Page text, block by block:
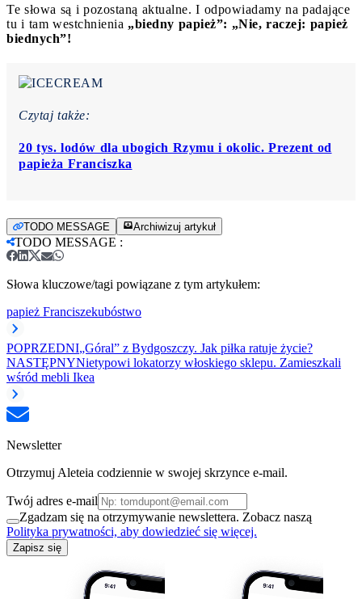
Te słowa są i pozostaną aktualne. I odpowiadamy na padające
tu i tam westchnienia „biedny papież”: „Nie, raczej: papież
biednych”!
Czytaj także:
20 tys. lodów dla ubogich Rzymu i okolic. Prezent od
papieża Franciszka
TODO MESSAGE Archiwizuj artykuł
TODO MESSAGE :
Słowa kluczowe/tagi powiązane z tym artykułem:
papież Franciszekubóstwo
POPRZEDNI„Góral” z Bydgoszczy. Jak piłka ratuje życie?
NASTĘPNYNietypowi lokatorzy włoskiego sklepu. Zamieszkali
wśród mebli Ikea
Newsletter
Otrzymuj Aleteia codziennie w swojej skrzynce e-mail.
Twój adres e-mail
Zgadzam się na otrzymywanie newslettera. Zobacz naszą
Polityka prywatności, aby dowiedzieć się więcej.
Zapisz się